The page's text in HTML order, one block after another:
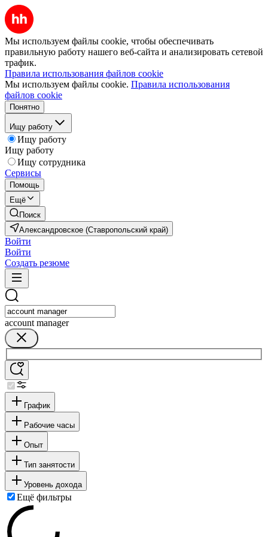
Мы используем файлы cookie, чтобы обеспечивать
правильную работу нашего веб-сайта и анализировать сетевой
трафик.
Правила использования файлов cookie
Мы используем файлы cookie. Правила использования
файлов cookie
Понятно
Ищу работу
Ищу работу
Ищу работу
Ищу сотрудника
Сервисы
Помощь
Ещё
Поиск
Александровское (Ставропольский край)
Войти
Войти
Создать резюме
account manager
График
Рабочие часы
Опыт
Тип занятости
Уровень дохода
Ещё фильтры